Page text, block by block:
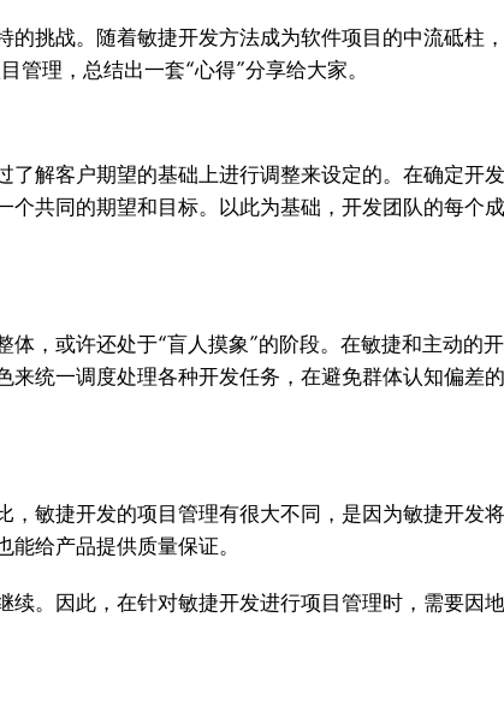
挑战。随着敏捷开发方法成为软件项目的中流砥柱
理，总结出一套“心得”分享给大家。
解客户期望的基础上进行调整来设定的。在确定开
共同的期望和目标。以此为基础，开发团队的每个
，或许还处于“盲人摸象”的阶段。在敏捷和主动的
统一调度处理各种开发任务，在避免群体认知偏差
敏捷开发的项目管理有很大不同，是因为敏捷开发
给产品提供质量保证。
。因此，在针对敏捷开发进行项目管理时，需要因